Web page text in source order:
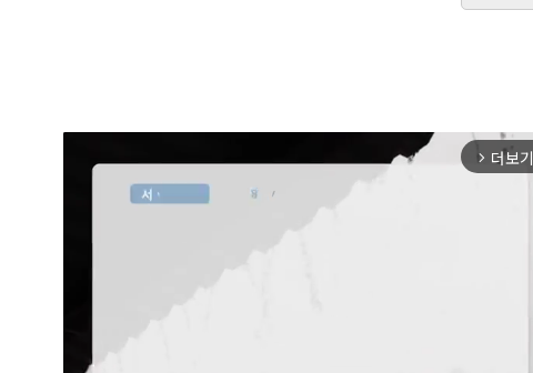
arrow_forward_ios 더보기